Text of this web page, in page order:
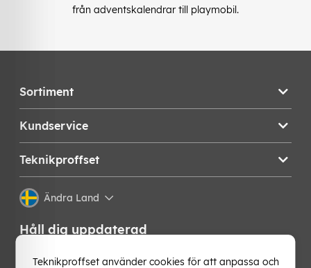
från adventskalendrar till playmobil.
Sortiment
Kundservice
Teknikproffset
Ändra Land
Håll dig uppdaterad
Få de senaste nyheterna, hetaste erbjudandena och
Teknikproffset använder cookies för att anpassa och